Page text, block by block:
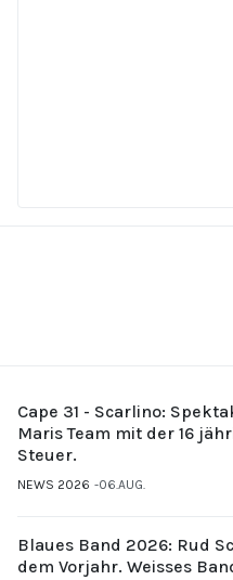
Cape 31 - Scarlino:
Maris Team mit der 16
Steuer.
NEWS 2026 06.AUG.
Blaues Band 2026: Rud
dem Vorjahr. Weisses